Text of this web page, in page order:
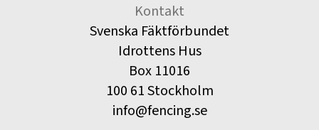
Kontakt
Svenska Fäktförbundet
Idrottens Hus
Box 11016
100 61 Stockholm
info@fencing.se